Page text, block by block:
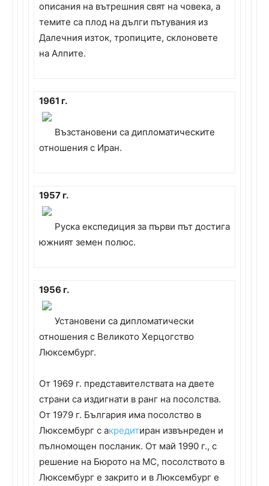
описания на вътрешния свят на човека, а
темите са плод на дълги пътувания из
Далечния изток, тропиците, склоновете
на Алпите.
1961 г.
Възстановени са дипломатическите
отношения с Иран.
1957 г.
Руска експедиция за първи път достига
южният земен полюс.
1956 г.
Установени са дипломатически
отношения с Великото Херцогство
Люксембург.
От 1969 г. представителствата на двете
страни са издигнати в ранг на посолства.
От 1979 г. България има посолство в
Люксембург с акредитиран извънреден и
пълномощен посланик. От май 1990 г., с
решение на Бюрото на МС, посолството в
Люксембург е закрито и в Люксембург е